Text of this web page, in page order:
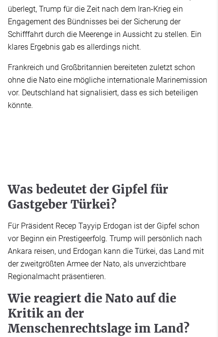
überlegt, Trump für die Zeit nach dem Iran-Krieg ein
Engagement des Bündnisses bei der Sicherung der
Schifffahrt durch die Meerenge in Aussicht zu stellen. Ein
klares Ergebnis gab es allerdings nicht.
Frankreich und Großbritannien bereiteten zuletzt schon
ohne die Nato eine mögliche internationale Marinemission
vor. Deutschland hat signalisiert, dass es sich beteiligen
könnte.
Was bedeutet der Gipfel für
Gastgeber Türkei?
Für Präsident Recep Tayyip Erdogan ist der Gipfel schon
vor Beginn ein Prestigeerfolg. Trump will persönlich nach
Ankara reisen, und Erdogan kann die Türkei, das Land mit
der zweitgrößten Armee der Nato, als unverzichtbare
Regionalmacht präsentieren.
Wie reagiert die Nato auf die
Kritik an der
Menschenrechtslage im Land?